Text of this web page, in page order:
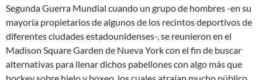
Segunda Guerra Mundial cuando un grupo de hombres -en su
mayoría propietarios de algunos de los recintos deportivos de
diferentes ciudades estadounidenses-, se reunieron en el
Madison Square Garden de Nueva York con el fin de buscar
alternativas para llenar dichos pabellones con algo más que